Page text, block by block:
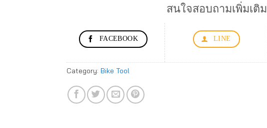
สนใจสอบถามเพิ่มเติม
FACEBOOK LINE
Category: Bike Tool